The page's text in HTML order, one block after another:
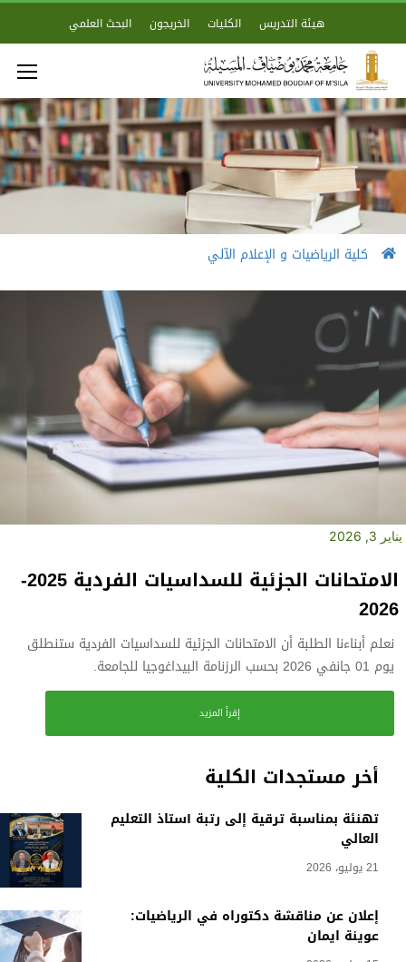
هيئة التدريس الكليات الخريجون البحث العلمي
كلية الرياضيات و الإعلام الآلي
أخر مستجدات الكلية
تهنئة بمناسبة ترقية إلى رتبة أستاذ التعليم
العالي
21 يوليو، 2026
إعلان عن مناقشة دكتوراه في الرياضيات:
عوينة ايمان
يناير 3, 2026
الامتحانات الجزئية للسداسيات الفردية 2025-
2026
نعلم أبناءنا الطلبة أن الامتحانات الجزئية للسداسيات الفردية ستنطلق
يوم 01 جانفي 2026 بحسب الرزنامة البيداغوجيا للجامعة.
إقرأ المزيد